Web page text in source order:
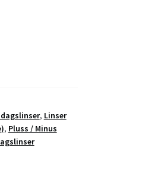
, Linser
, Pluss / Minus